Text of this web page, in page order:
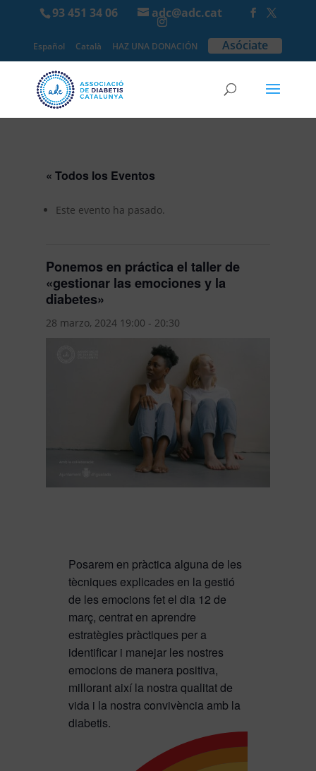
93 451 34 06 adc@adc.cat
Español Català HAZ UNA DONACIÓN Asóciate
« Todos los Eventos
Este evento ha pasado.
Ponemos en práctica el taller de
«gestionar las emociones y la
diabetes»
28 marzo, 2024 19:00 - 20:30
Posarem en pràctica alguna de les
tècniques explicades en la gestió
de les emocions fet el dia 12 de
març, centrat en aprendre
estratègies pràctiques per a
identificar i manejar les nostres
emocions de manera positiva,
millorant així la nostra qualitat de
vida i la nostra convivència amb la
diabetis.